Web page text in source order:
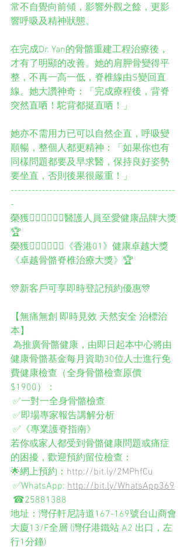
常不自覺向前傾，影響外觀之餘，更影
響呼吸及精神狀態。
在完成Dr. Yan的骨骼重建工程治療後，
才有了明顯的改善。她的肩胛骨變得平
整，不再一高一低，脊椎線由S變回直
線。她大讚神奇：「完成療程後，背脊
突然直哂！駝背都挺直哂！」
她亦不需用力已可以自然企直，呼吸變
順暢，整個人都更精神：「如果你也有
同樣問題都要及早求醫，保持良好姿勢
要坐直，否則後果很嚴重！」
-----------------------------------------------
-
榮獲👨🏻‍⚕️👩🏻‍⚕️醫護人員至愛健康品牌大獎
🏆
榮獲👨🏻‍⚕️👩🏻‍⚕️《香港01》健康卓越大獎
《卓越骨骼脊椎治療大獎》🏆
🎊新客戶可享即時登記預約優惠🎊
【無痛無創 即時見效 天然安全 治標治
本】
健康骨骼基金每月資助30位人士進行免
費健康檢查（全身骨骼檢查原價
$1900）：
✅一對一全身骨骼檢查
✅即場專家報告講解分析
✅《專業護脊指南》
若你或家人都受到骨骼健康問題或痛症
的困擾，歡迎預約留位檢查：
🌟網上預約： http://bit.ly/2MPhfCu
✅WhatsApp: http://bit.ly/WhatsApp369
☎25881388
地址：灣仔軒尼詩道167-169號台山商會
大廈13/F全層 (灣仔港鐵站 A2 出口，左
行1分鐘)